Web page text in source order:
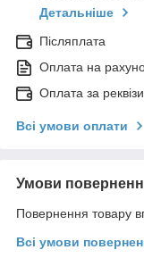
Детальніше
Післяплата
Оплата на
Оплата за
Всі умови оплати
Умови
Повернення товару
Всі умови